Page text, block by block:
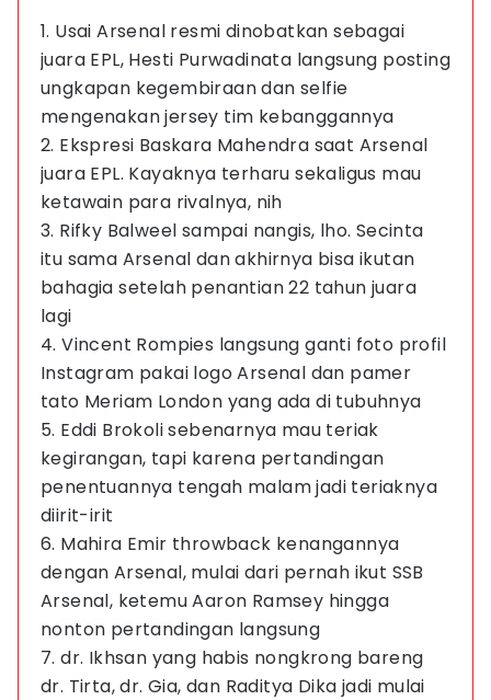
1. Usai Arsenal resmi dinobatkan sebagai
juara EPL, Hesti Purwadinata langsung posting
ungkapan kegembiraan dan selfie
mengenakan jersey tim kebanggannya
2. Ekspresi Baskara Mahendra saat Arsenal
juara EPL. Kayaknya terharu sekaligus mau
ketawain para rivalnya, nih
3. Rifky Balweel sampai nangis, lho. Secinta
itu sama Arsenal dan akhirnya bisa ikutan
bahagia setelah penantian 22 tahun juara
lagi
4. Vincent Rompies langsung ganti foto profil
Instagram pakai logo Arsenal dan pamer
tato Meriam London yang ada di tubuhnya
5. Eddi Brokoli sebenarnya mau teriak
kegirangan, tapi karena pertandingan
penentuannya tengah malam jadi teriaknya
diirit-irit
6. Mahira Emir throwback kenangannya
dengan Arsenal, mulai dari pernah ikut SSB
Arsenal, ketemu Aaron Ramsey hingga
nonton pertandingan langsung
7. dr. Ikhsan yang habis nongkrong bareng
dr. Tirta, dr. Gia, dan Raditya Dika jadi mulai